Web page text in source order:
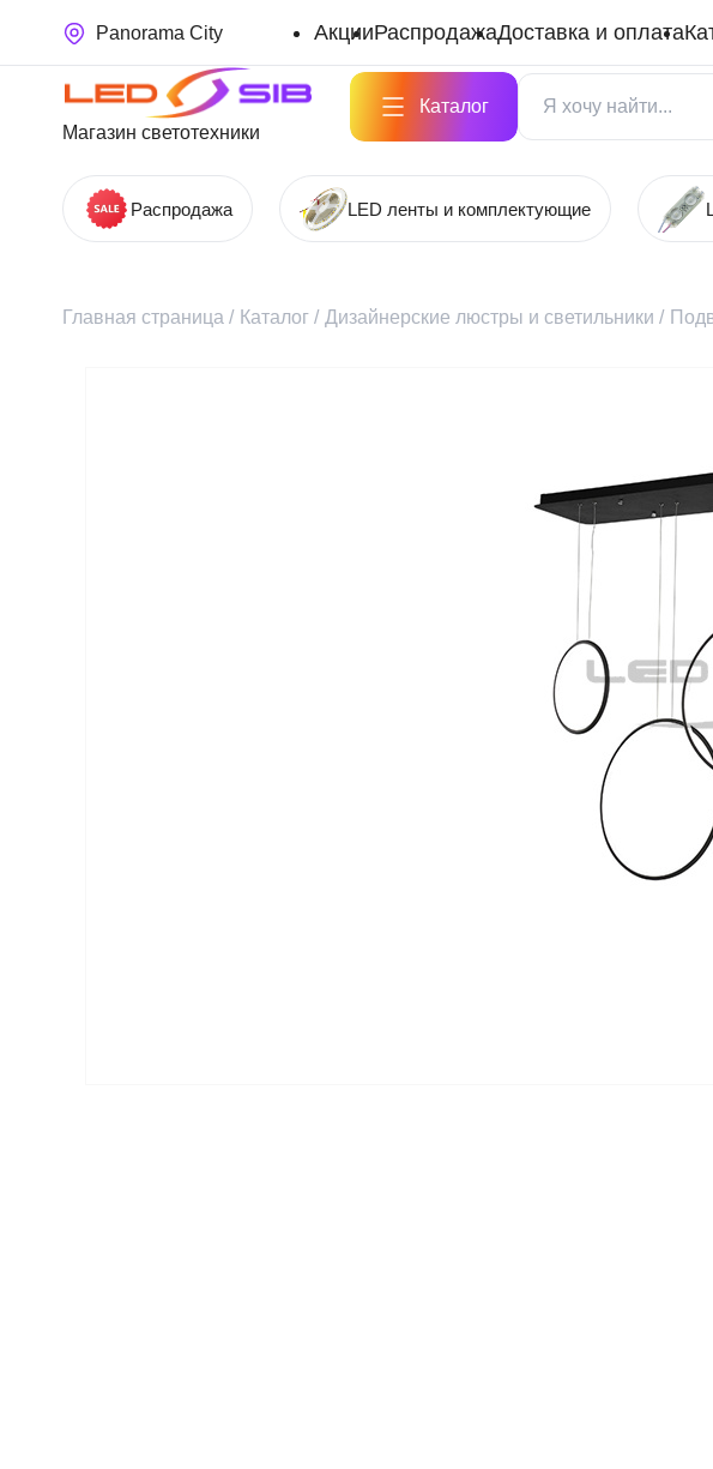
Panorama City АкцииРаспродажаДоставка и оплата
Магазин светотехники
Каталог
Распродажа LED ленты и комплектующие
Главная страница / Каталог / Дизайнерские люстры и светильники /